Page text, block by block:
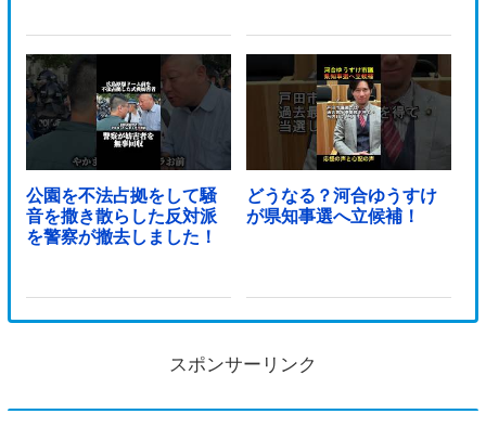
公園を不法占拠をして騒
音を撒き散らした反対派
を警察が撤去しました！
どうなる？河合ゆうすけ
が県知事選へ立候補！
スポンサーリンク